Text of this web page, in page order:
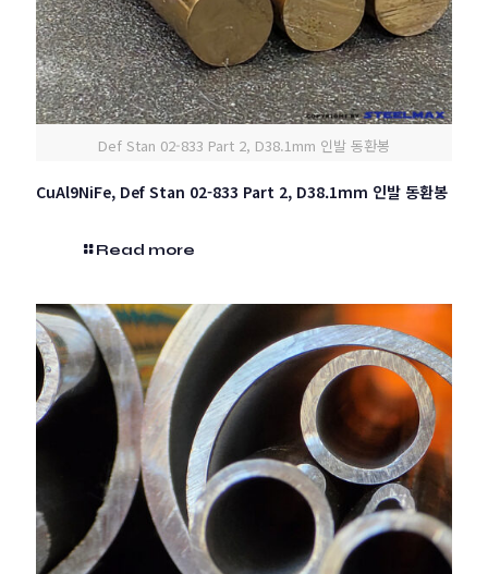
Def Stan 02-833 Part 2, D38.1mm 인발 동환봉
CuAl9NiFe, Def Stan 02-833 Part 2, D38.1mm 인발 동환봉
Read more